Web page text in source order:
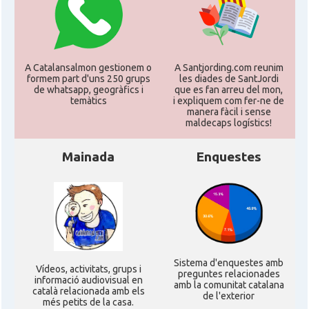
CAMON Catalans a Karlsruhe
CAMON Catalans a KASSEL
CAMON Catalans a Koeln - Köln - Colonia
CAMON Catalans a Mainz
CAMON Catalans a MANNHEIM
CAMON Catalans a MÜNCHEN
A Catalansalmon gestionem o
formem part d'uns 250 grups
de whatsapp, geogràfics i
temàtics
A Santjording.com reunim
les diades de SantJordi
que es fan arreu del mon,
i expliquem com fer-ne de
manera fàcil i sense
maldecaps logí­stics!
Mainada
Ví­deos, activitats, grups i
informació audiovisual en
català relacionada amb els
més petits de la casa.
Enquestes
Sistema d'enquestes amb
preguntes relacionades
amb la comunitat catalana
de l'exterior